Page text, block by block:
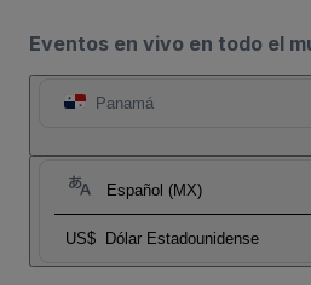
Eventos en vivo en todo el
Panamá
Español (MX)
US$ Dólar Estadounidense